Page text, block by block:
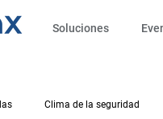
Soluciones
Clima de la seguridad